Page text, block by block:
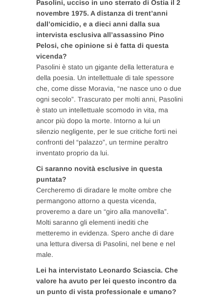
Pasolini, ucciso in uno sterrato di Ostia il 2
novembre 1975. A distanza di trent’anni
dall’omicidio, e a dieci anni dalla sua
intervista esclusiva all’assassino Pino
Pelosi, che opinione si è fatta di questa
vicenda?
Pasolini è stato un gigante della letteratura e
della poesia. Un intellettuale di tale spessore
che, come disse Moravia, “ne nasce uno o due
ogni secolo”. Trascurato per molti anni, Pasolini
è stato un intellettuale scomodo in vita, ma
ancor più dopo la morte. Intorno a lui un
silenzio negligente, per le sue critiche forti nei
confronti del “palazzo”, un termine peraltro
inventato proprio da lui.
Ci saranno novità esclusive in questa
puntata?
Cercheremo di diradare le molte ombre che
permangono attorno a questa vicenda,
proveremo a dare un “giro alla manovella”.
Molti saranno gli elementi inediti che
metteremo in evidenza. Spero anche di dare
una lettura diversa di Pasolini, nel bene e nel
male.
Lei ha intervistato Leonardo Sciascia. Che
valore ha avuto per lei questo incontro da
un punto di vista professionale e umano?